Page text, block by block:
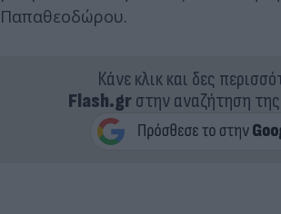
Παπαθεοδώρου.
Κάνε κλικ και δες
Flash.grστην αναζήτηση της